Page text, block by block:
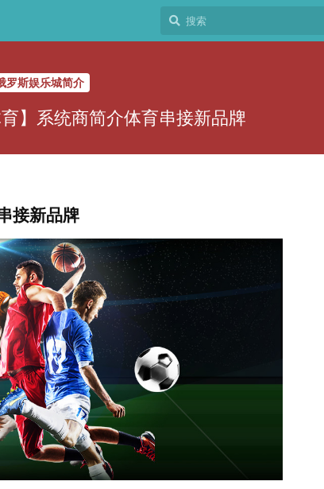
罗斯娱乐城简介
】系统商简介体育串接新品牌
接新品牌